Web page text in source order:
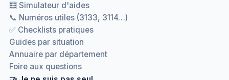
🧮 Simulateur d'aides
📞 Numéros utiles (3133, 3114…)
✅ Checklists pratiques
Guides par situation
Annuaire par département
Foire aux questions